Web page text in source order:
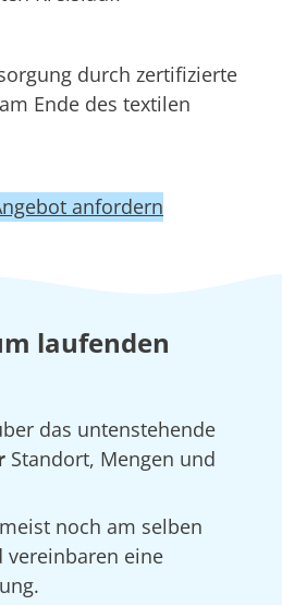
durch zertifizierte
Ende des textilen
anfordern
laufenden
das untenstehende
Standort, Mengen und
meist noch am selben
vereinbaren eine